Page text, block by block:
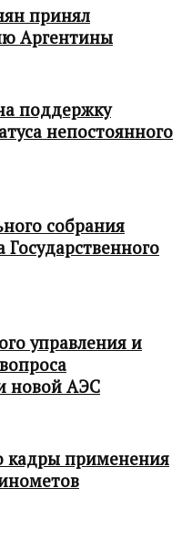
принял
Аргентины
поддержку
непостоянного
собрания
управления и
новой АЭС
кадры применения